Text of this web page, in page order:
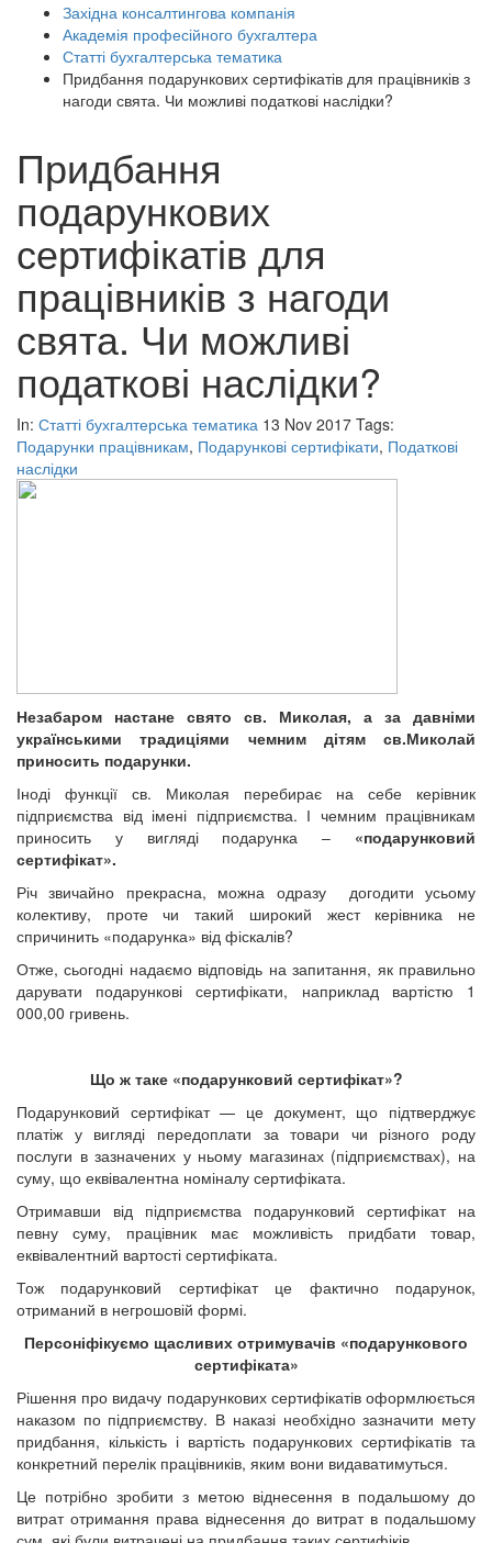
Західна консалтингова компанія
Академія професійного бухгалтера
Статті бухгалтерська тематика
Придбання подарункових сертифікатів для працівників з
нагоди свята. Чи можливі податкові наслідки?
Придбання
подарункових
сертифікатів для
працівників з нагоди
свята. Чи можливі
податкові наслідки?
In: Статті бухгалтерська тематика 13 Nov 2017 Tags:
Подарунки працівникам, Подарункові сертифікати, Податкові
наслідки
Незабаром настане свято св. Миколая, а за давніми
українськими традиціями чемним дітям св.Миколай
приносить подарунки.
Іноді функції св. Миколая перебирає на себе керівник
підприємства від імені підприємства. І чемним працівникам
приносить у вигляді подарунка – «подарунковий
сертифікат».
Річ звичайно прекрасна, можна одразу догодити усьому
колективу, проте чи такий широкий жест керівника не
спричинить «подарунка» від фіскалів?
Отже, сьогодні надаємо відповідь на запитання, як правильно
дарувати подарункові сертифікати, наприклад вартістю 1
000,00 гривень.
Що ж таке «подарунковий сертифікат»?
Подарунковий сертифікат — це документ, що підтверджує
платіж у вигляді передоплати за товари чи різного роду
послуги в зазначених у ньому магазинах (підприємствах), на
суму, що еквівалентна номіналу сертифіката.
Отримавши від підприємства подарунковий сертифікат на
певну суму, працівник має можливість придбати товар,
еквівалентний вартості сертифіката.
Тож подарунковий сертифікат це фактично подарунок,
отриманий в негрошовій формі.
Персоніфікуємо щасливих отримувачів «подарункового
сертифіката»
Рішення про видачу подарункових сертифікатів оформлюється
наказом по підприємству. В наказі необхідно зазначити мету
придбання, кількість і вартість подарункових сертифікатів та
конкретний перелік працівників, яким вони видаватимуться.
Це потрібно зробити з метою віднесення в подальшому до
витрат отримання права віднесення до витрат в подальшому